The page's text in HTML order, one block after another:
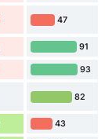
47
91
93
82
43